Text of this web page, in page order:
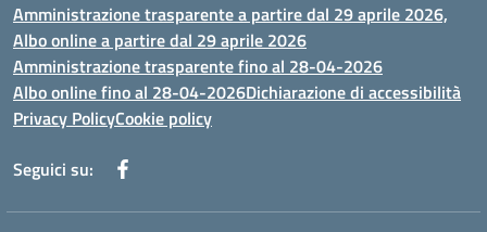
Amministrazione trasparente a partire dal 29 aprile 2026,
Albo online a partire dal 29 aprile 2026
Amministrazione trasparente fino al 28-04-2026
Albo online fino al 28-04-2026Dichiarazione di accessibilità
Privacy PolicyCookie policy
Seguici su: